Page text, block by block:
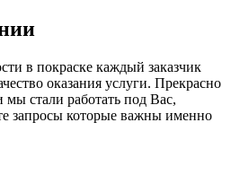
в покраске каждый заказчик
оказания услуги. Прекрасно
мы стали работать под Вас,
запросы которые важны именно